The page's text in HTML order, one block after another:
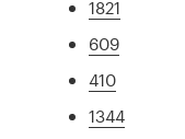
1821
609
410
1344